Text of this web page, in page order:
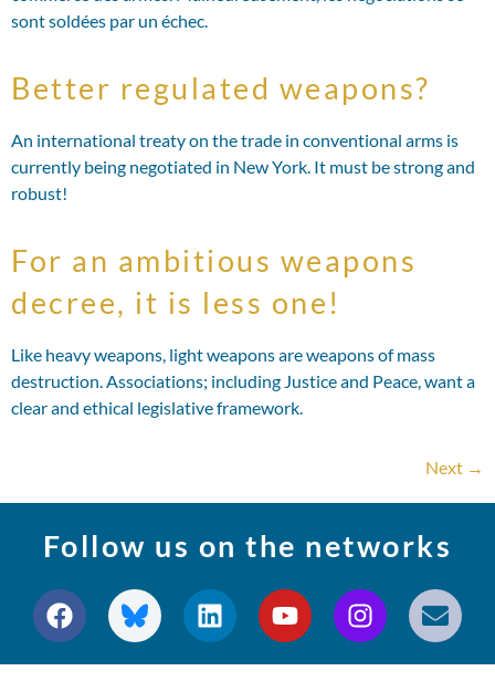
sont soldées par un échec.
Better regulated weapons?
An international treaty on the trade in conventional arms is
currently being negotiated in New York. It must be strong and
robust!
For an ambitious weapons
decree, it is less one!
Like heavy weapons, light weapons are weapons of mass
destruction. Associations; including Justice and Peace, want a
clear and ethical legislative framework.
Next →
Follow us on the networks